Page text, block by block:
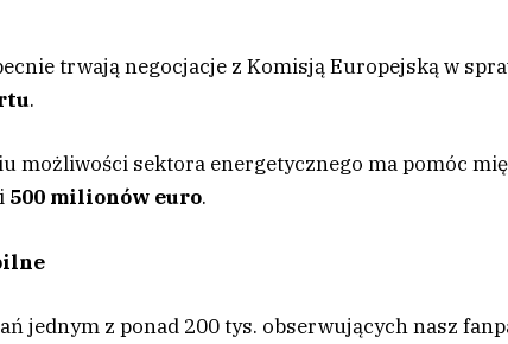
trwają negocjacje z Komisją Europejską w
.
możliwości sektora energetycznego ma pomóc
500 milionów euro.
jednym z ponad 200 tys. obserwujących nasz